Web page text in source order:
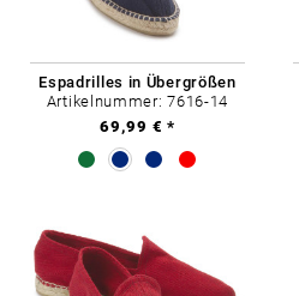
Espadrilles in Übergrößen
Artikelnummer: 7616-14
69,99 € *